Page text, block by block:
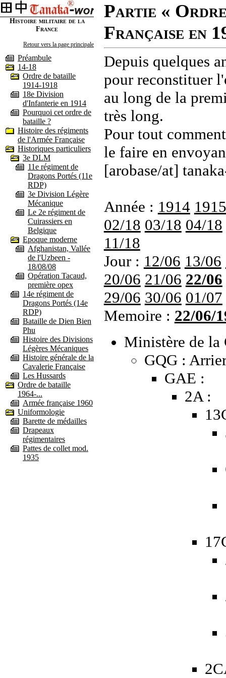
Histoire militaire de la
France
Retour vers la page principale
Préambule
14-18
Ordre de bataille
1914-1918
18e Division
d'Infanterie en 1914
Pourquoi cet ordre de
bataille ?
Histoire des régiments
de l'Armée Française
Historiques particuliers
3e DLM
11e régiment de
Dragons Portés (11e
RDP)
3e Division Légère
Mécanique
Le 2e régiment de
Cuirassiers en
Belgique
Epoque moderne
Afghanistan, Vallée
de l'Uzbeen -
18/08/08
Opération Tacaud,
première opex
14e régiment de
Dragons Portés (14e
RDP)
Bataille de Dien Bien
Phu
Histoire des Divisions
Légères Mécaniques
Histoire générale de la
Cavalerie Française
Les Hussards
Ordre de bataille
1964-...
Armée française 1960
Uniformologie
Barette de médailles
Drapeaux
régimentaires
Pattes de collet mod.
1935
Partie «
Française en
Depuis quelques
pour reconstituer
au long de la
très long.
Pour tout
le faire en
[arobase/at]
Année : 1914 1915
02/18 03/18 04/18
11/18
Jour : 12/06 13/06
20/06 21/06 22/06
29/06 30/06 01/07
Memoire : 22/06/
Ministère de la
GQG :
GAE :
2A :